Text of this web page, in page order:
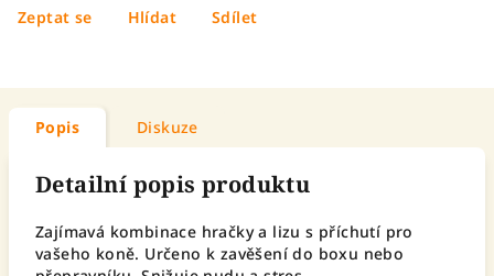
Zeptat se Hlídat Sdílet
Popis Diskuze
Detailní popis produktu
Zajímavá kombinace hračky a lizu s příchutí pro
vašeho koně. Určeno k zavěšení do boxu nebo